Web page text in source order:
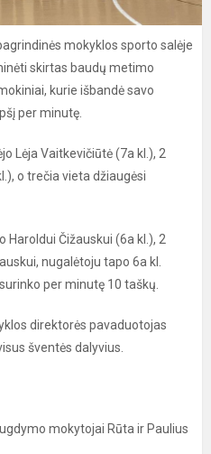
mokyklos sporto salėje
skirtas baudų metimo
kurie išbandė savo
per minutę.
Lėja Vaitkevičiūtė (7a kl.), 2
o trečia vieta džiaugėsi
Čižauskui (6a kl.), 2
nugalėtoju tapo 6a kl.
per minutę 10 taškų.
direktorės pavaduotojas
šventės dalyvius.
Rūta ir Paulius